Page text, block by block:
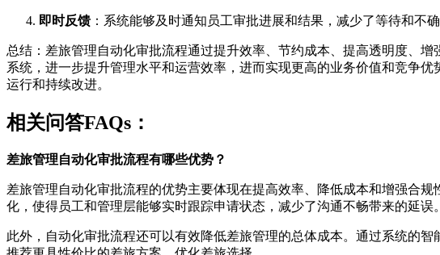
即时反馈 ：系统能够及时通知员工审批进展和结果，减少了等待和不
总结：差旅管理自动化审批流程通过提升效率、节约成本、提高透明度、
系统，进一步提升管理水平和运营效率，进而实现更高的业务价值和竞争
运行和持续改进。
相关问答FAQs：
差旅管理自动化审批流程有哪些优势？
差旅管理自动化审批流程的优势主要体现在提高效率、降低成本和增强合
化，使得员工和管理层能够实时跟踪申请状态，减少了沟通不畅带来的延误。
此外，自动化审批流程还可以有效降低差旅管理的总体成本。通过系统的